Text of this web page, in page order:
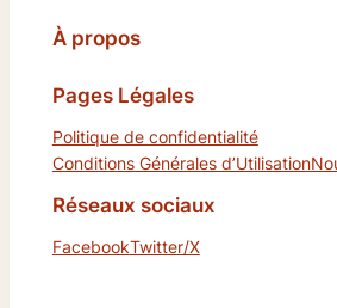
À propos
Pages Légales
Politique de confidentialité
Conditions Générales d’Utilisation
Réseaux sociaux
FacebookTwitter/X